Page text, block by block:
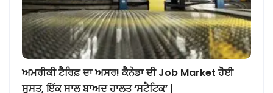
ਅਮਰੀਕੀ ਟੈਰਿਫ਼ ਦਾ ਅਸਰ! ਕੈਨੇਡਾ ਦੀ Job Market ਹੋਈ
ਸੁਸਤ, ਇੱਕ ਸਾਲ ਬਾਅਦ ਹਾਲਤ ‘ਸਟੈਟਿਕ’ |